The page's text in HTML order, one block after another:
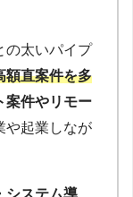
の太いパイプ
額直案件を多
案件やリモー
や起業しなが
システム導